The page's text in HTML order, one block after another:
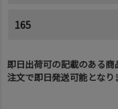
165
即日出荷可の記載のある
注文で即日発送可能となり